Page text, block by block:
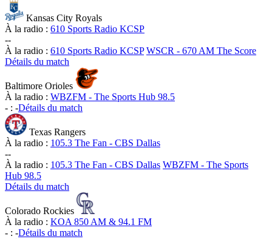
Kansas City Royals
À la radio : 610 Sports Radio KCSP
--
À la radio : 610 Sports Radio KCSP WSCR - 670 AM The Score
Détails du match
Baltimore Orioles
À la radio : WBZFM - The Sports Hub 98.5
- : -Détails du match
Texas Rangers
À la radio : 105.3 The Fan - CBS Dallas
--
À la radio : 105.3 The Fan - CBS Dallas WBZFM - The Sports
Hub 98.5
Détails du match
Colorado Rockies
À la radio : KOA 850 AM & 94.1 FM
- : -Détails du match